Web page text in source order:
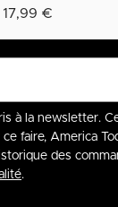
17,99 €
à la newsletter.
faire, America
des
.